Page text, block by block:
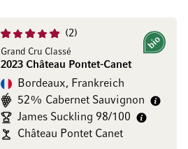
2
Grand Cru Classé
2023 Château Pontet-Canet
Bio
Bordeaux, Frankreich
52% Cabernet Sauvignon
James Suckling 98/100
Château Pontet Canet